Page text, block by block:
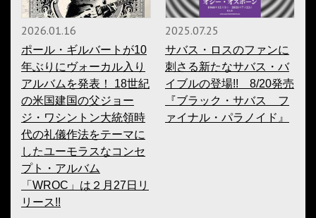
2026.01.16
ポール・ギルバートが10
年ぶりにヴォーカル入り
アルバムを発表！ 18世紀
の米国建国の父ジョー
ジ・ワシントン大統領時
代の礼儀作法をテーマに
したユーモラスなコンセ
プト・アルバム
「WROC」は２月27日リ
リース!!
2025.07.25
サバス・ロスのファンに
刺さる新たなサバス・バ
イブルの登場!! 8/20発売
『ブラック・サバス フ
ァイナル・パラノイド』